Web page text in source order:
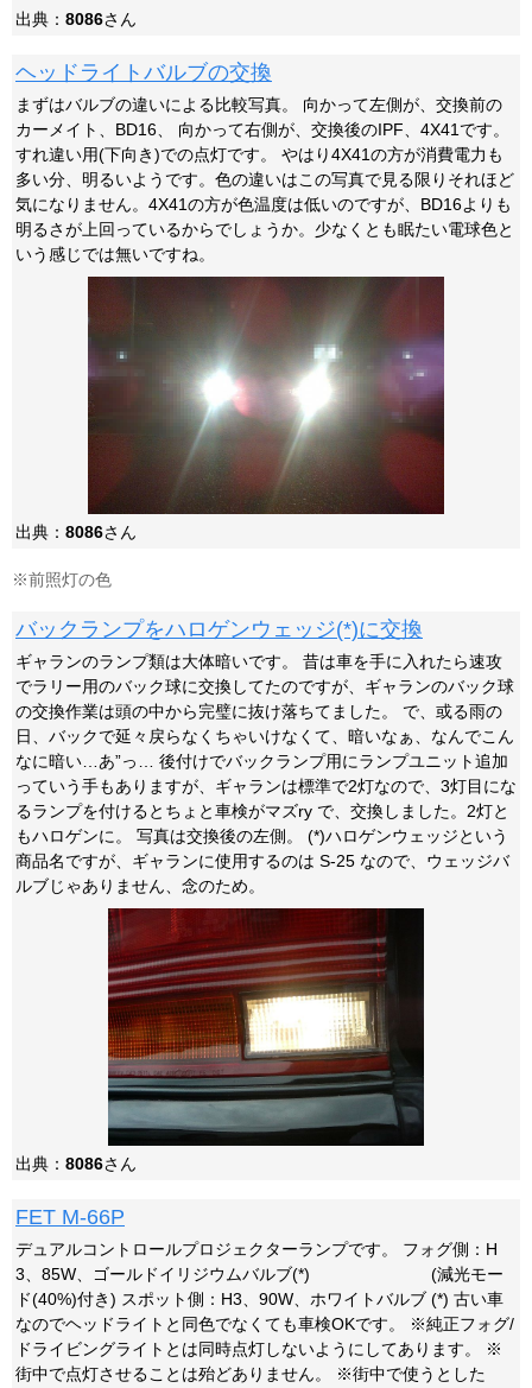
出典： 8086さん
ヘッドライトバルブの交換
まずはバルブの違いによる比較写真。 向かって左側が、交換前の
カーメイト、BD16、 向かって右側が、交換後のIPF、4X41です。
すれ違い用(下向き)での点灯です。 やはり4X41の方が消費電力も
多い分、明るいようです。色の違いはこの写真で見る限りそれほど
気になりません。4X41の方が色温度は低いのですが、BD16よりも
明るさが上回っているからでしょうか。少なくとも眠たい電球色と
いう感じでは無いですね。
出典： 8086さん
※前照灯の色
バックランプをハロゲンウェッジ(*)に交換
ギャランのランプ類は大体暗いです。 昔は車を手に入れたら速攻
でラリー用のバック球に交換してたのですが、ギャランのバック球
の交換作業は頭の中から完璧に抜け落ちてました。 で、或る雨の
日、バックで延々戻らなくちゃいけなくて、暗いなぁ、なんでこん
なに暗い…あ”っ… 後付けでバックランプ用にランプユニット追加
っていう手もありますが、ギャランは標準で2灯なので、3灯目にな
るランプを付けるとちょと車検がマズry で、交換しました。2灯と
もハロゲンに。 写真は交換後の左側。 (*)ハロゲンウェッジという
商品名ですが、ギャランに使用するのは S-25 なので、ウェッジバ
ルブじゃありません、念のため。
出典： 8086さん
FET M-66P
デュアルコントロールプロジェクターランプです。 フォグ側：H
3、85W、ゴールドイリジウムバルブ(*) (減光モー
ド(40%)付き) スポット側：H3、90W、ホワイトバルブ (*) 古い車
なのでヘッドライトと同色でなくても車検OKです。 ※純正フォグ/
ドライビングライトとは同時点灯しないようにしてあります。 ※
街中で点灯させることは殆どありません。 ※街中で使うとした